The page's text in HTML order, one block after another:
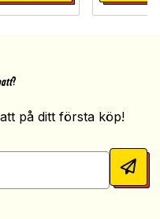
?
på ditt första köp!